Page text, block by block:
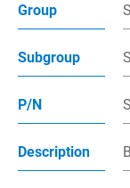
Group
Subgroup
P/N
Description
注射帽
過濾器
產品應用
製程能力